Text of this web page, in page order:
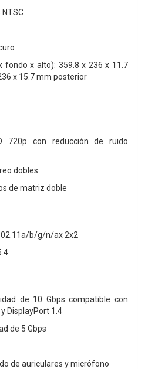
NTSC
fondo x alto): 359.8 x 236 x 11.7
x 15.7 mm posterior
720p con reducción de ruido
dobles
de matriz doble
b/g/n/ax 2x2
de 10 Gbps compatible con
DisplayPort 1.4
de 5 Gbps
de auriculares y micrófono